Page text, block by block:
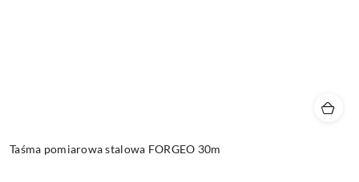
Taśma pomiarowa stalowa FORGEO 30m